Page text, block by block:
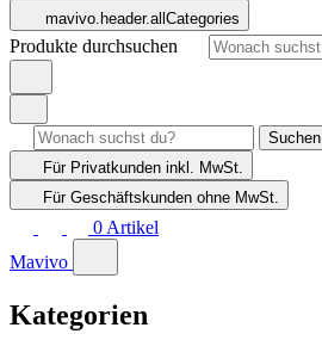
mavivo.header.allCategories
Produkte durchsuchen
Suchen
Für Privatkunden inkl. MwSt.
Für Geschäftskunden ohne MwSt.
0 Artikel
Mavivo
Kategorien